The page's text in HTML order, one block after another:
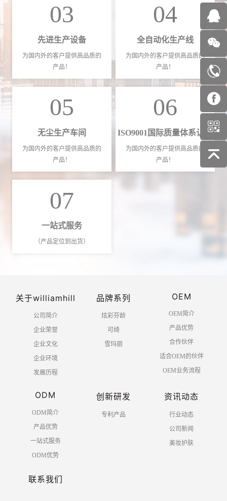
03
先进生产设备
为国内外的客户提供高品质的
产品！
04
全自动化生产线
为国内外的客户提供高品质的
产品！
05
无尘生产车间
为国内外的客户提供高品质的
产品！
06
ISO9001国际质量体系认证
为国内外的客户提供高品质的
产品！
07
一站式服务
（产品定位到出货）
关于williamhill
公司简介
企业荣誉
企业文化
企业环境
发展历程
品牌系列
炫彩芬龄
可绮
雪玛丽
OEM
OEM简介
产品优势
合作伙伴
适合OEM的伙伴
OEM业务流程
ODM
ODM简介
产品优势
一站式服务
ODM优势
创新研发
专利产品
资讯动态
行业动态
公司新闻
美妆护肤
联系我们